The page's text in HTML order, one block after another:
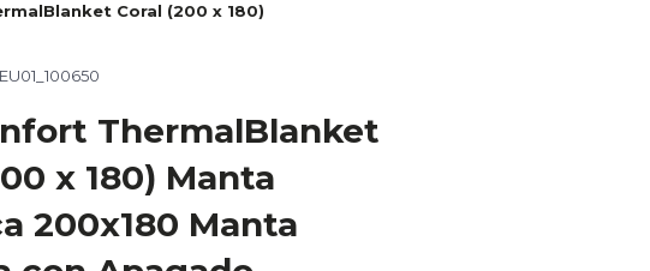
Coral (200 x 180)
ThermalBlanket
x 180) Manta
200x180 Manta